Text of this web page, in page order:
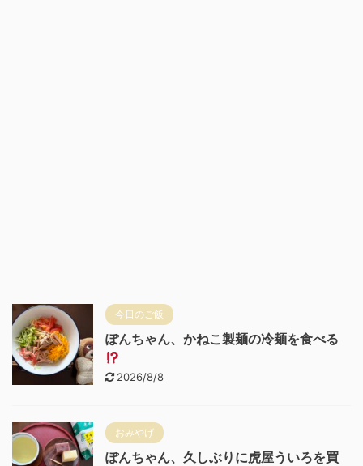
今日のご飯
ぽんちゃん、かねこ製麺の冷麺を食べる
2026/8/8
おみやげ
ぽんちゃん、久しぶりに虎屋ういろを買